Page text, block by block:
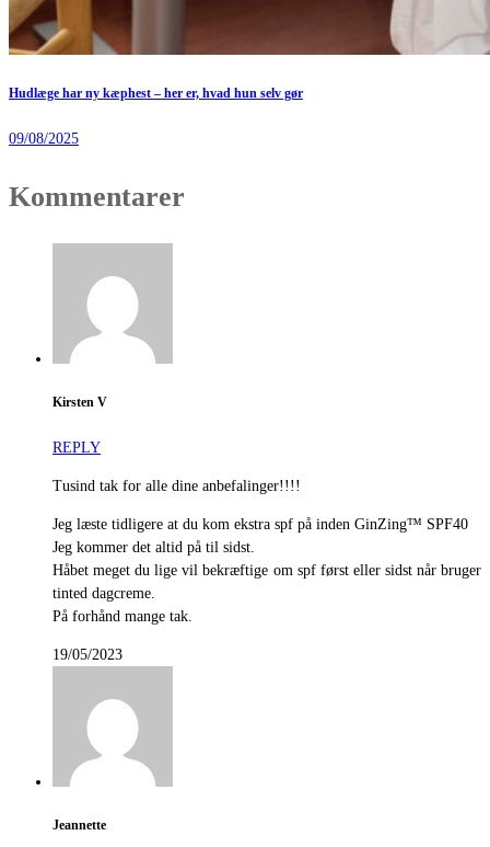
Hudlæge har ny kæphest – her er, hvad hun selv gør
09/08/2025
Kommentarer
Kirsten V
REPLY
Tusind tak for alle dine anbefalinger!!!!
Jeg læste tidligere at du kom ekstra spf på inden GinZing™ SPF40
Jeg kommer det altid på til sidst.
Håbet meget du lige vil bekræftige om spf først eller sidst når bruger
tinted dagcreme.
På forhånd mange tak.
19/05/2023
Jeannette